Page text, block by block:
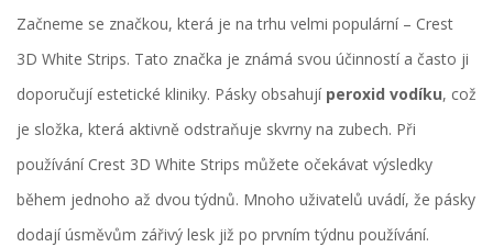
Začneme se značkou, která je na trhu velmi populární – Crest
3D White Strips. Tato značka je známá svou účinností a často ji
doporučují estetické kliniky. Pásky obsahují peroxid vodíku, což
je složka, která aktivně odstraňuje skvrny na zubech. Při
používání Crest 3D White Strips můžete očekávat výsledky
během jednoho až dvou týdnů. Mnoho uživatelů uvádí, že pásky
dodají úsměvům zářivý lesk již po prvním týdnu používání.